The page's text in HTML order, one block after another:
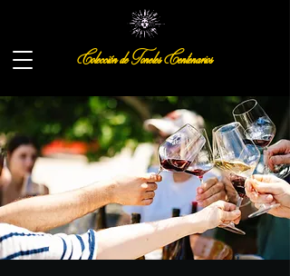
Colección de Toneles Centenarios